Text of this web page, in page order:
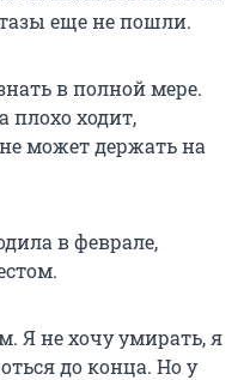
еще не пошли.
в полной мере.
плохо ходит,
может держать на
в феврале,
Я не хочу умирать, я
до конца. Но у